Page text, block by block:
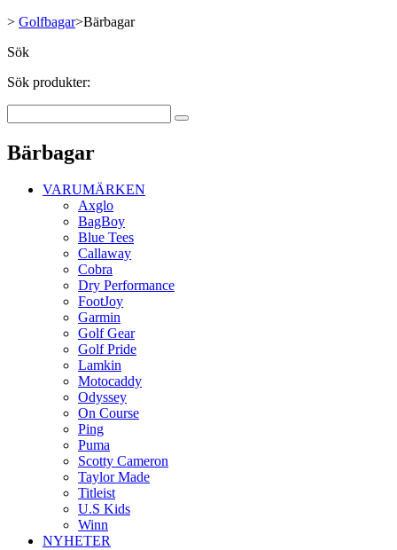
> Golfbagar>Bärbagar
Sök
Sök produkter:
Bärbagar
VARUMÄRKEN
Axglo
BagBoy
Blue Tees
Callaway
Cobra
Dry Performance
FootJoy
Garmin
Golf Gear
Golf Pride
Lamkin
Motocaddy
Odyssey
On Course
Ping
Puma
Scotty Cameron
Taylor Made
Titleist
U.S Kids
Winn
NYHETER